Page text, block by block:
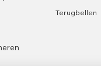
Terugbellen